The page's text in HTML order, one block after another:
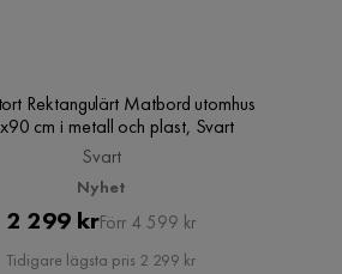
Rektangulärt Matbord utomhus
cm i metall och plast, Svart
Svart
Nyhet
Pris
2 299 krOriginal
Pris
Förr 4 599 kr
Tidigare lägsta pris 2 299 kr